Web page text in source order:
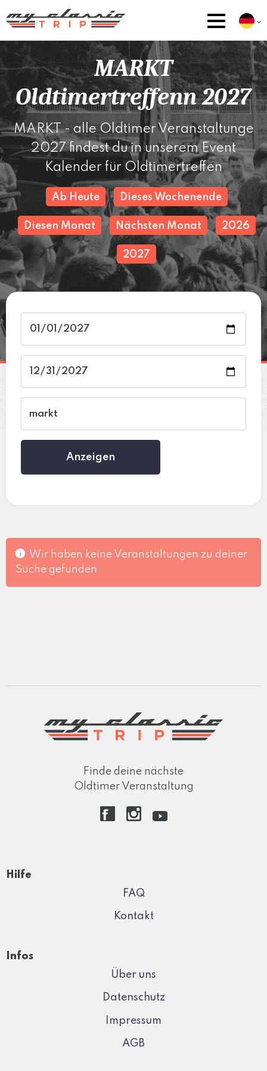
MARKT
Oldtimertreffenn 2027
MARKT - alle Oldtimer Veranstaltunge
2027 findest du in unserem Event
Kalender für Oldtimertreffen
Ab Heute Dieses Wochenende
Diesen Monat Nächsten Monat 2026
2027
Anzeigen
Wir haben keine Veranstaltungen zu deiner
Suche gefunden
Finde deine nächste
Oldtimer Veranstaltung
Hilfe
FAQ
Kontakt
Infos
Über uns
Datenschutz
Impressum
AGB